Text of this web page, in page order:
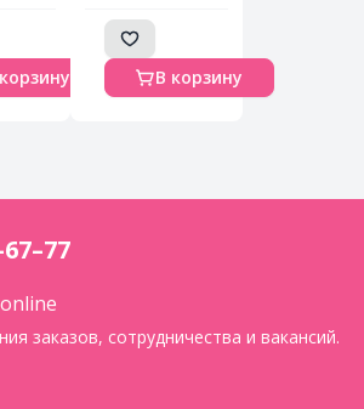
гидрогел.
ЗОЛОТО/EGF
Gold & EGF
Eye&Spot
Patch, 90 шт
В корзину
заказов, сотрудничества и вакансий.